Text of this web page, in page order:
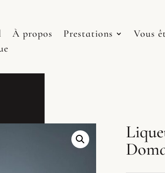
À propos Prestations Vous